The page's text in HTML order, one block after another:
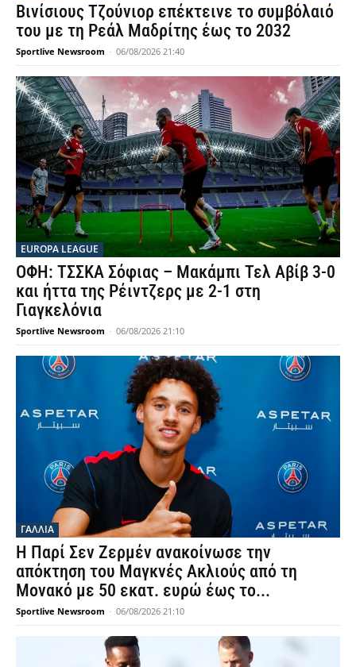
Βινίσιους Τζούνιορ επέκτεινε το συμβόλαιό
του με τη Ρεάλ Μαδρίτης έως το 2032
Sportlive Newsroom - 06/08/2026 21:40
EUROPA LEAGUE
ΟΦΗ: ΤΣΣΚΑ Σόφιας – Μακάμπι Τελ Αβίβ 3-0
και ήττα της Ρέιντζερς με 2-1 στη
Γιαγκελόνια
Sportlive Newsroom - 06/08/2026 21:10
ΓΑΛΛΙΑ
Η Παρί Σεν Ζερμέν ανακοίνωσε την
απόκτηση του Μαγκνές Ακλιούς από τη
Μονακό με 50 εκατ. ευρώ έως το...
Sportlive Newsroom - 06/08/2026 21:10